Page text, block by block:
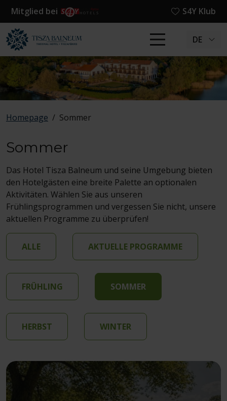
Mitglied bei S4Y Klub
DE
Homepage / Sommer
Sommer
Das Hotel Tisza Balneum und seine Umgebung bieten
den Hotelgästen eine breite Palette an optionalen
Aktivitäten. Wählen Sie aus unseren
Frühlingsprogrammen und vergessen Sie nicht, unsere
aktuellen Programme zu überprüfen!
ALLE AKTUELLE PROGRAMME
FRÜHLING SOMMER
HERBST WINTER